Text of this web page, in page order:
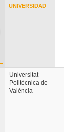
UNIVERSIDAD
Universitat
Politècnica de
València